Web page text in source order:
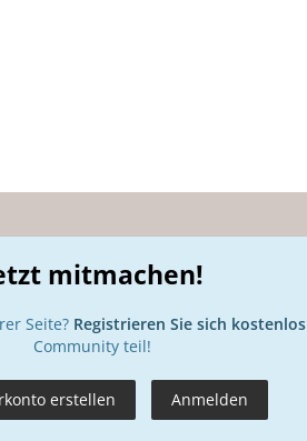
mitmachen!
Seite? Registrieren Sie sich kostenlos
Community teil!
erstellen Anmelden